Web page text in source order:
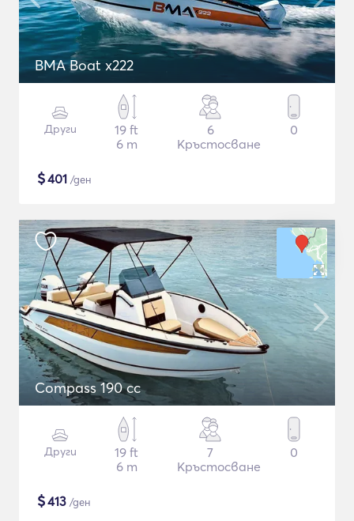
BMA Boat x222
Други
19 ft
6 m
6
Кръстосване
0
$401 /ден
Compass 190 cc
Други
19 ft
6 m
7
Кръстосване
0
$413 /ден